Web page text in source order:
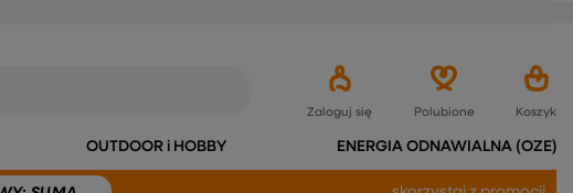
Zaloguj się Polubione Koszyk
OUTDOOR i HOBBY ENERGIA ODNAWIALNA (OZE)